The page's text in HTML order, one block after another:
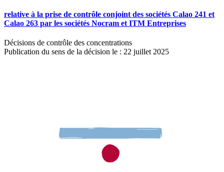
relative à la prise de contrôle conjoint des sociétés Calao 241 et
Calao 263 par les sociétés Nocram et ITM Entreprises
Décisions de contrôle des concentrations
Publication du sens de la décision le : 22 juillet 2025